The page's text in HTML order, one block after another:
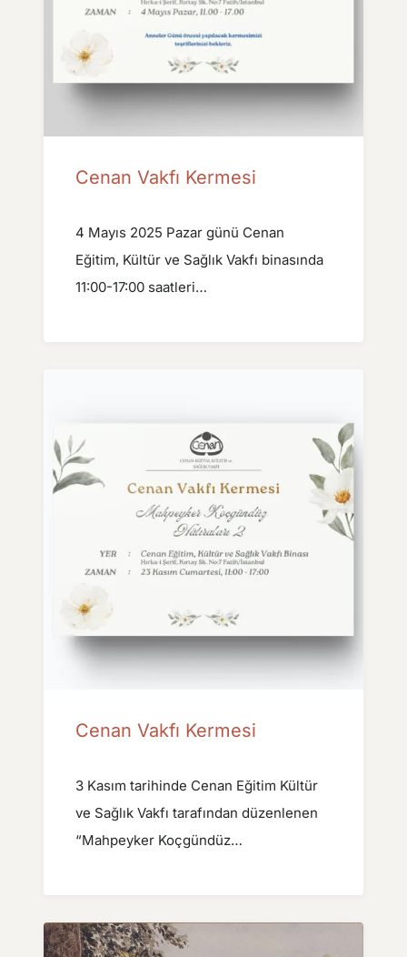
Cenan Vakfı Kermesi
4 Mayıs 2025 Pazar günü Cenan
Eğitim, Kültür ve Sağlık Vakfı binasında
11:00-17:00 saatleri…
Cenan Vakfı Kermesi
3 Kasım tarihinde Cenan Eğitim Kültür
ve Sağlık Vakfı tarafından düzenlenen
“Mahpeyker Koçgündüz…